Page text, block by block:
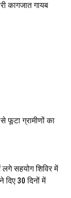
कागजात गायब
फूटा ग्रामीणों का
सहयोग शिविर में
30 दिनों में